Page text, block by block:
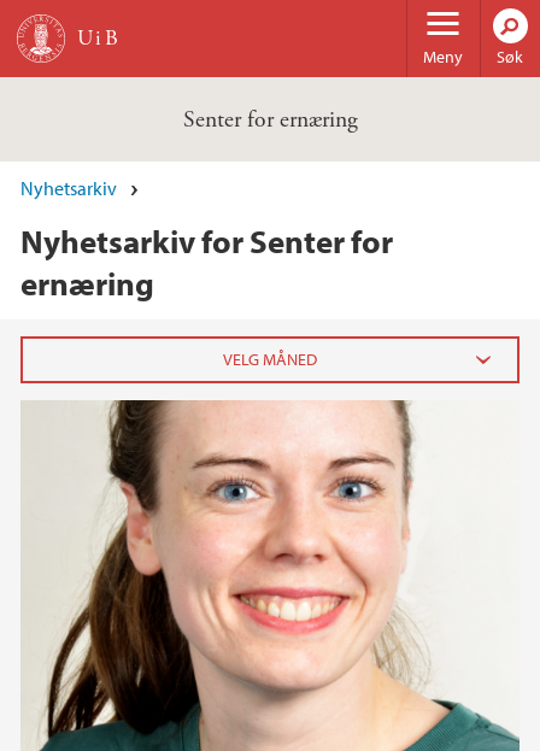
Hopp til hovedinnhold
Meny Søk
Senter for ernæring
Nyhetsarkiv
Nyhetsarkiv for Senter for
ernæring
2026
april (1)
2025
2023
2022
2021